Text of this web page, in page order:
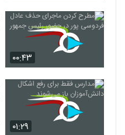
۰۰:۴۳
۰۱:۲۹